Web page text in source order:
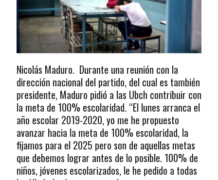
Nicolás Maduro. Durante una reunión con la
dirección nacional del partido, del cual es también
presidente, Maduro pidió a las Ubch contribuir con
la meta de 100% escolaridad. “El lunes arranca el
año escolar 2019-2020, yo me he propuesto
avanzar hacia la meta de 100% escolaridad, la
fijamos para el 2025 pero son de aquellas metas
que debemos lograr antes de lo posible. 100% de
niños, jóvenes escolarizados, le he pedido a todas